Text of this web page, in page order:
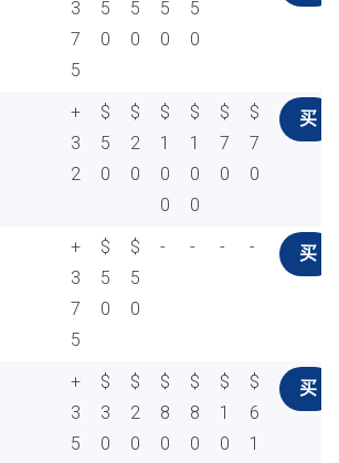
3
7
5
5
0
5
0
5
0
5
0
+
3
2
$
5
0
$
2
0
$
1
0
0
$
1
0
0
$
7
0
$
7
0
买
+
3
7
5
$
5
0
$
5
0
- - - - 买
+
3
5
$
3
0
$
2
0
$
8
0
$
8
0
$
1
0
$
6
1
买